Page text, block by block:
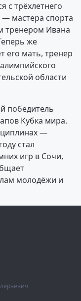
с трёхлетнего
мастера спорта
тренером Ивана
же
его мать, тренер
области
победитель
Кубка мира.
—
стал
игр в Сочи,
молодёжи и